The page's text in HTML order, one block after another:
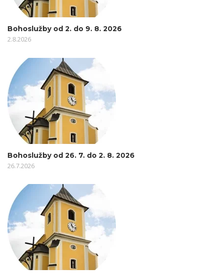
Bohoslužby od 2. do 9. 8. 2026
2.8.2026
Bohoslužby od 26. 7. do 2. 8. 2026
26.7.2026